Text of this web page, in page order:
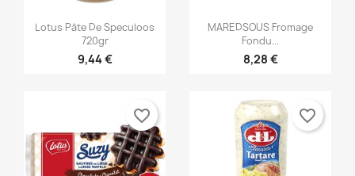
Anteprima
Lotus Pâte De Speculoos
720gr
9,44 €
Anteprima
MAREDSOUS Fromage
Fondu...
8,28 €
favorite_border favorite_border